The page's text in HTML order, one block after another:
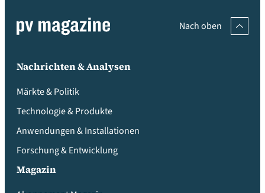
Nach oben
Nachrichten & Analysen
Märkte & Politik
Technologie & Produkte
Anwendungen & Installationen
Forschung & Entwicklung
Magazin